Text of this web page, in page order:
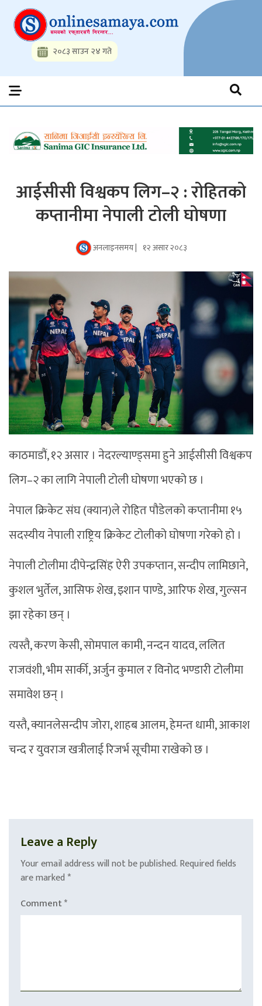
content
Onlinesamaya.com
Nepal News Portal, Business, Hot News, Interview, Opinions,
Politics, Science, Technology, Social, Media, Sports, Youth, Model
Watch, Movies
२०८३ साउन २४ गते
आईसीसी विश्वकप लिग–२ : रोहितको
कप्तानीमा नेपाली टोली घोषणा
अनलाइनसमय | १२ असार २०८३
काठमाडौं, १२ असार । नेदरल्याण्ड्समा हुने आईसीसी विश्वकप
लिग–२ का लागि नेपाली टोली घोषणा भएको छ ।
नेपाल क्रिकेट संघ (क्यान)ले रोहित पौडेलको कप्तानीमा १५
सदस्यीय नेपाली राष्ट्रिय क्रिकेट टोलीको घोषणा गरेको हो ।
नेपाली टोलीमा दीपेन्द्रसिंह ऐरी उपकप्तान, सन्दीप लामिछाने,
कुशल भुर्तेल, आसिफ शेख, इशान पाण्डे, आरिफ शेख, गुल्सन
झा रहेका छन् ।
त्यस्तै, करण केसी, सोमपाल कामी, नन्दन यादव, ललित
राजवंशी, भीम सार्की, अर्जुन कुमाल र विनोद भण्डारी टोलीमा
समावेश छन् ।
यस्तै, क्यानलेसन्दीप जोरा, शाहब आलम, हेमन्त धामी, आकाश
चन्द र युवराज खत्रीलाई रिजर्भ सूचीमा राखेको छ ।
Leave a Reply
Your email address will not be published.Required fields
are marked *
Comment*